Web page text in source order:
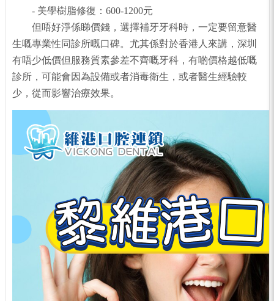
- 美學樹脂修復：600-1200元
但唔好淨係睇價錢，選擇補牙牙科時，一定要留意醫
生嘅專業性同診所嘅口碑。尤其係對於香港人來講，深圳
有唔少低價但服務質素參差不齊嘅牙科，有啲價格越低嘅
診所，可能會因為設備或者消毒衛生，或者醫生經驗較
少，從而影響治療效果。